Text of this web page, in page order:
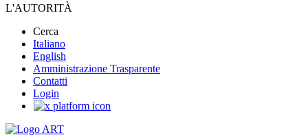
L'AUTORITÀ
Cerca
Italiano
English
Amministrazione Trasparente
Contatti
Login